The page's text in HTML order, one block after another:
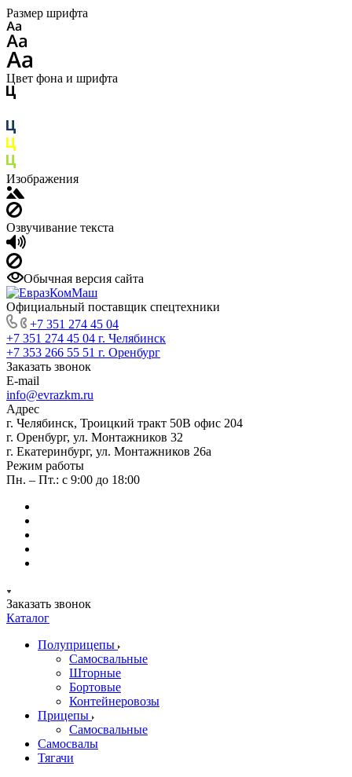
Размер шрифта
Цвет фона и шрифта
Изображения
Озвучивание текста
Обычная версия сайта
Официальный поставщик спецтехники
+7 351 274 45 04
+7 351 274 45 04 г. Челябинск
+7 353 266 55 51 г. Оренбург
Заказать звонок
E-mail
info@evrazkm.ru
Адрес
г. Челябинск, Троицкий тракт 50В офис 204
г. Оренбург, ул. Монтажников 32
г. Екатеринбург, ул. Монтажников 26а
Режим работы
Пн. – Пт.: с 9:00 до 18:00
Заказать звонок
Каталог
Полуприцепы
Самосвальные
Шторные
Бортовые
Контейнеровозы
Прицепы
Самосвальные
Самосвалы
Тягачи